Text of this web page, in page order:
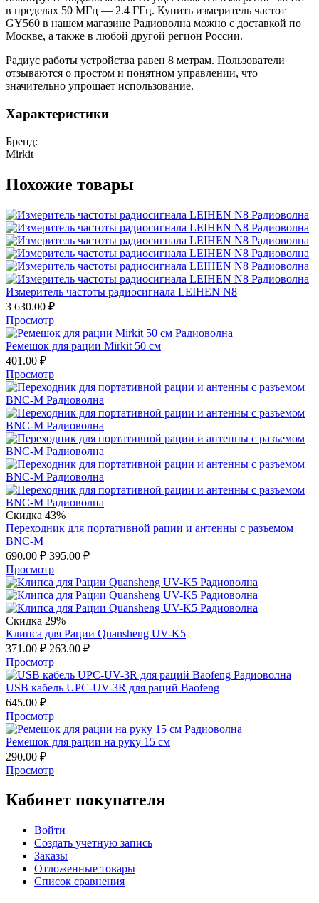
в пределах 50 МГц — 2.4 ГГц. Купить измеритель частот
GY560 в нашем магазине Радиоволна можно с доставкой по
Москве, а также в любой другой регион России.
Радиус работы устройства равен 8 метрам. Пользователи
отзываются о простом и понятном управлении, что
значительно упрощает использование.
Характеристики
Бренд:
Mirkit
Похожие товары
Измеритель частоты радиосигнала LEIHEN N8
3 630.00 ₽
Просмотр
Ремешок для рации Mirkit 50 см
401.00 ₽
Просмотр
Скидка 43%
Переходник для портативной рации и антенны с разъемом
BNC-M
690.00 ₽ 395.00 ₽
Просмотр
Скидка 29%
Клипса для Рации Quansheng UV-K5
371.00 ₽ 263.00 ₽
Просмотр
USB кабель UPC-UV-3R для раций Baofeng
645.00 ₽
Просмотр
Ремешок для рации на руку 15 см
290.00 ₽
Просмотр
Кабинет покупателя
Войти
Создать учетную запись
Заказы
Отложенные товары
Список сравнения